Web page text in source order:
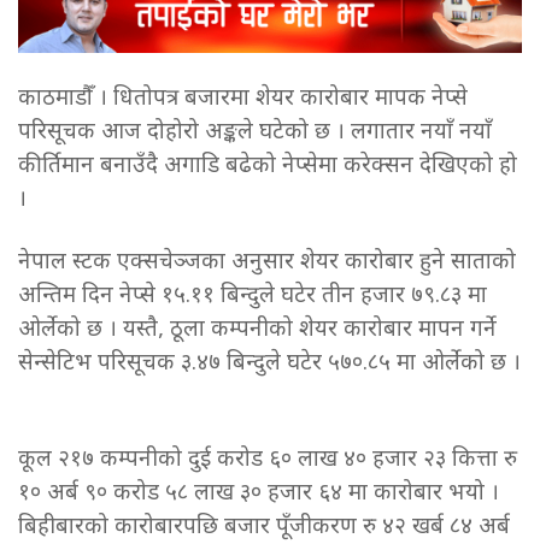
काठमाडौँ । धितोपत्र बजारमा शेयर कारोबार मापक नेप्से
परिसूचक आज दोहोरो अङ्कले घटेको छ । लगातार नयाँ नयाँ
कीर्तिमान बनाउँदै अगाडि बढेको नेप्सेमा करेक्सन देखिएको हो
।
नेपाल स्टक एक्सचेञ्जका अनुसार शेयर कारोबार हुने साताको
अन्तिम दिन नेप्से १५.११ बिन्दुले घटेर तीन हजार ७९.८३ मा
ओर्लेको छ । यस्तै, ठूला कम्पनीको शेयर कारोबार मापन गर्ने
सेन्सेटिभ परिसूचक ३.४७ बिन्दुले घटेर ५७०.८५ मा ओर्लेको छ ।
कूल २१७ कम्पनीको दुई करोड ६० लाख ४० हजार २३ कित्ता रु
१० अर्ब ९० करोड ५८ लाख ३० हजार ६४ मा कारोबार भयो ।
बिहीबारको कारोबारपछि बजार पूँजीकरण रु ४२ खर्ब ८४ अर्ब